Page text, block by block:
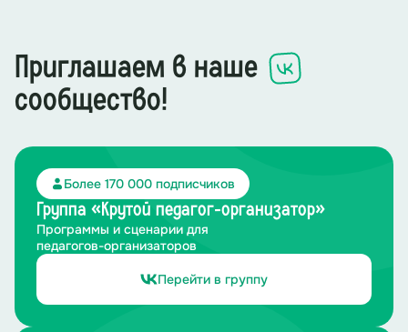
Приглашаем в наше
сообщество!
Более 170 000 подписчиков
Группа «Крутой педагог-организатор»
Программы и сценарии для
педагогов-организаторов
Перейти в группу